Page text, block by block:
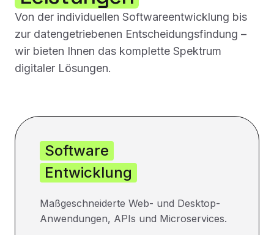
Von der individuellen Softwareentwicklung bis
zur datengetriebenen Entscheidungsfindung –
wir bieten Ihnen das komplette Spektrum
digitaler Lösungen.
Software
Entwicklung
Maßgeschneiderte Web- und Desktop-
Anwendungen, APIs und Microservices.